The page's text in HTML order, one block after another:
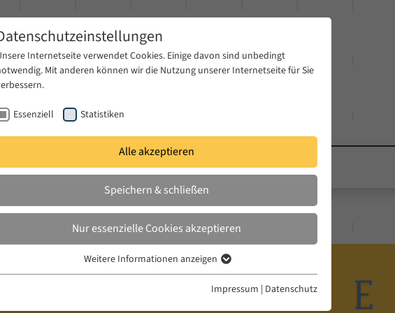
Publikationen Projekte News & Presse
Internetseite verwendet Cookies. Einige davon sind unbedingt
Mit anderen können wir die Nutzung unserer Internetseite für Sie
Essenziell Statistiken
Alle akzeptieren
Speichern & schließen
Nur essenzielle Cookies akzeptieren
Essenzielle Cookies werden für grundlegende Funktionen der Webseite
Weitere Informationen anzeigen
Impressum | Datenschutz